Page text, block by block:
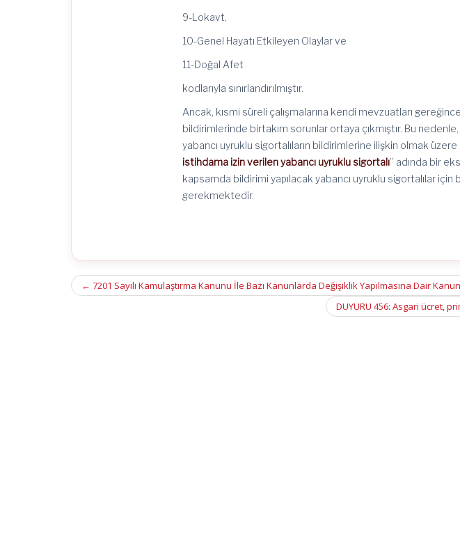
9-Lokavt,
10-Genel Hayatı Etkileyen Olaylar ve
11-Doğal Afet
kodlarıyla sınırlandırılmıştır.
Ancak, kısmi süreli çalışmalarına kendi mevzuatları
bildirimlerinde birtakım sorunlar ortaya çıkmıştır. Bu
yabancı uyruklu sigortalıların bildirimlerine ilişkin olmak
istihdama izin verilen yabancı uyruklu sigortalı” adında bir
kapsamda bildirimi yapılacak yabancı uyruklu sigortalılar
gerekmektedir.
Post
← 7201 Sayılı Kamulaştırma Kanunu İle Bazı Kanunlarda Değişiklik Yapılmasına Dair Kanun
DUYURU 456: Asgari ücret,